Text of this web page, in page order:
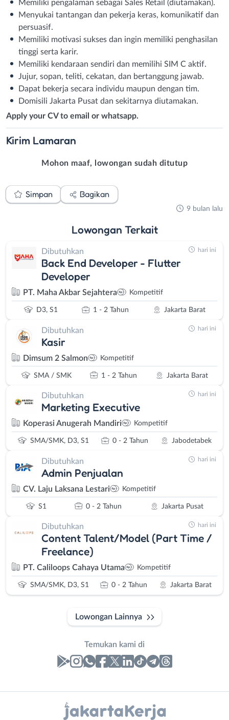
Memiliki pengalaman sebagai Sales Retail (diutamakan).
Menyukai tantangan dan pekerja keras, komunikatif dan
persuasif.
Memiliki motivasi sukses dan ingin memiliki penghasilan
tinggi serta karir.
Memiliki kendaraan sendiri dan memilihi SIM C aktif.
Jujur, sopan, teliti, cekatan, dan bertanggung jawab.
Dapat bekerja secara individu maupun dengan tim.
Domisili Jakarta Pusat dan sekitarnya diutamakan.
Apply your CV to email or whatsapp.
Kirim Lamaran
Mohon maaf, lowongan sudah ditutup
Simpan Bagikan
9 bulan lalu
Lowongan Terkait
Dibutuhkan
Back End Developer - Flutter
Developer
PT. Maha Akbar Sejahtera Kompetitif
D3, S1 1 - 2 Tahun Jakarta Barat
hari ini
Dibutuhkan
Kasir
Dimsum 2 Salmon Kompetitif
SMA / SMK 1 - 2 Tahun Jakarta Barat
hari ini
Dibutuhkan
Marketing Executive
Koperasi Anugerah Mandiri Kompetitif
SMA/SMK, D3, S1 0 - 2 Tahun Jabodetabek
hari ini
Dibutuhkan
Admin Penjualan
CV. Laju Laksana Lestari Kompetitif
S1 0 - 2 Tahun Jakarta Pusat
hari ini
Dibutuhkan
Content Talent/Model (Part Time /
Freelance)
PT. Caliloops Cahaya Utama Kompetitif
SMA/SMK, D3, S1 0 - 2 Tahun Jakarta Barat
hari ini
Lowongan Lainnya
Temukan kami di